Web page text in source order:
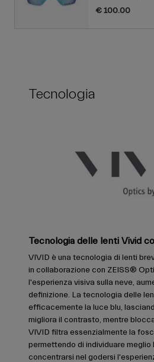
€ 100.00
Tecnologia
Tecnologia delle lenti Vivid
VIVID è una tecnologia di lenti
in collaborazione con ZEISS®
l'esperienza visiva sulla neve,
definizione. La tecnologia delle
efficacemente la luce blu,
migliora il contrasto, mentre
VIVID filtra essenzialmente la
permettendo di individuare meglio
concentrarsi nel godersi